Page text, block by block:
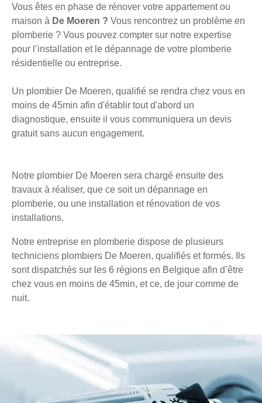
Vous êtes en phase de rénover votre appartement ou
maison à De Moeren ? Vous rencontrez un problème en
plomberie ? Vous pouvez compter sur notre expertise
pour l’installation et le dépannage de votre plomberie
résidentielle ou entreprise.
Un plombier De Moeren, qualifié se rendra chez vous en
moins de 45min afin d'établir tout d'abord un
diagnostique, ensuite il vous communiquera un devis
gratuit sans aucun engagement.
Notre plombier De Moeren sera chargé ensuite des
travaux à réaliser, que ce soit un dépannage en
plomberie, ou une installation et rénovation de vos
installations.
Notre entreprise en plomberie dispose de plusieurs
techniciens plombiers De Moeren, qualifiés et formés. Ils
sont dispatchés sur les 6 régions en Belgique afin d’être
chez vous en moins de 45min, et ce, de jour comme de
nuit.
Chauffage